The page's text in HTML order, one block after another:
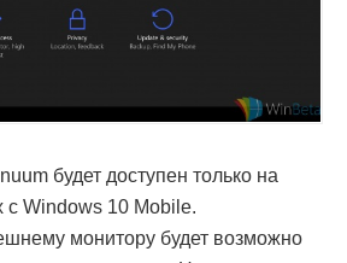
будет доступен только на
Windows 10 Mobile.
монитору будет возможно